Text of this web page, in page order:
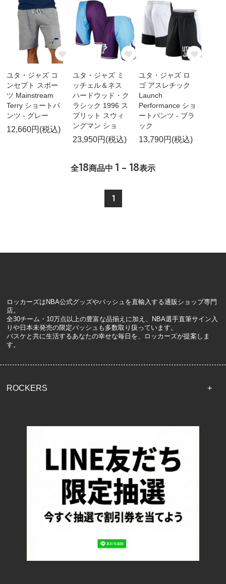
ユタ・ジャズ コ
ンセプト スポー
ツ Mainstream
Terry ショートパ
ンツ - グレー
12,660円(税込)
ユタ・ジャズ ミ
ッチェル＆ネス
ハードウッド・ク
ラシック 1996 ス
プリット スウィ
ングマン ショ
23,950円(税込)
ユタ・ジャズ ロ
ゴ アスレチック
Launch
Performance ショ
ートパンツ - ブラ
ック
13,790円(税込)
全18商品中 1 - 18表示
1
ロッカーズはNBA公式グッズやバッシュを直輸入する通販ショップ専門
店。
全30チーム・10万点以上の豊富な品揃えに加え、NBA選手直筆サイン入
りや日本未発売の限定バッシュも多数取り扱っています。
バスケと共に生活するあなたの幸せな毎日を、ロッカーズが提案しま
す。
ROCKERS
配送・送料について
返品について
お支払い方法について
特定商取引法に基づく表記
プライバシーポリシー
ロッカーズについて